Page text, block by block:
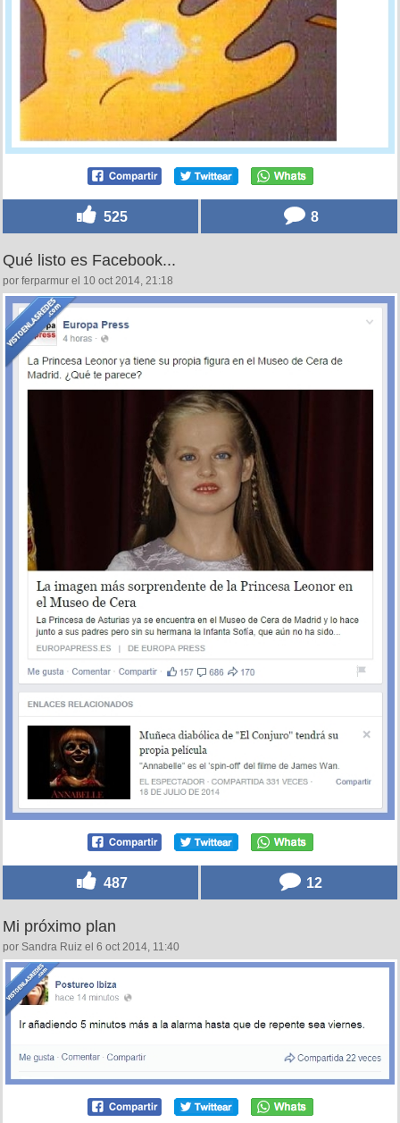
525 8
Qué listo es Facebook...
por ferparmur el 10 oct 2014, 21:18
487 12
Mi próximo plan
por Sandra Ruiz el 6 oct 2014, 11:40